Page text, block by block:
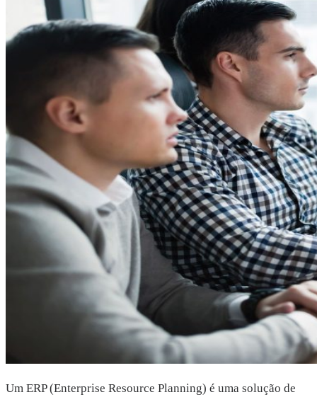
Um ERP (Enterprise Resource Planning) é uma solução de